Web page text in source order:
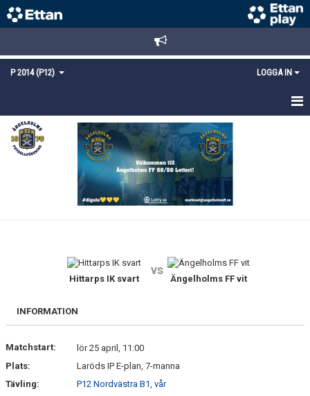
P 2014 (P12) LOGGA IN
HEM
NYHETER
KONTAKT
Hittarps IK svart
vs
Ängelholms FF vit
INFORMATION
Matchstart:
lör 25 april, 11:00
Plats:
Laröds IP E-plan, 7-manna
Tävling:
P12 Nordvästra B1, vår